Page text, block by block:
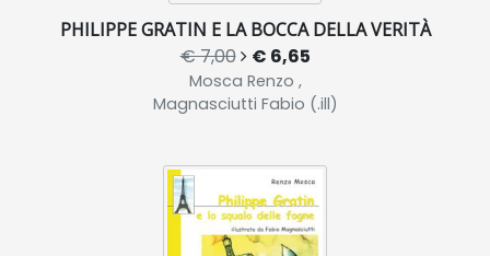
PHILIPPE GRATIN E LA BOCCA DELLA VERITÀ
€ 7,00 € 6,65
Mosca Renzo ,
Magnasciutti Fabio (.ill)